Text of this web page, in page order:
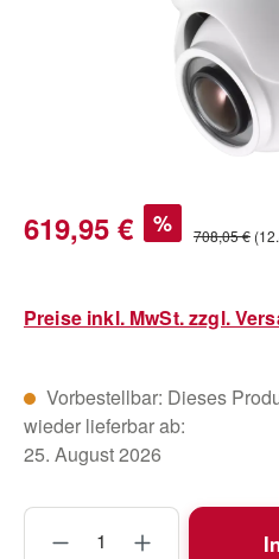
Verkaufspreis:
619,95 € % Regulärer
708,05 €
Preise inkl. MwSt. zzgl.
Vorbestellbar: Dieses
wieder lieferbar ab:
25. August 2026
Produkt Anzahl: Gib